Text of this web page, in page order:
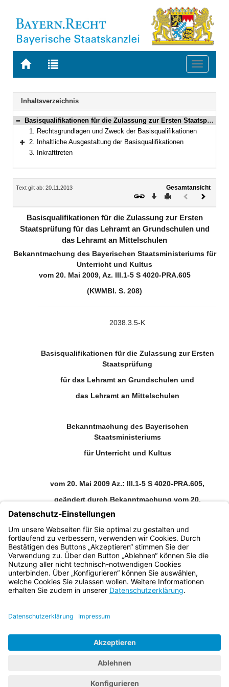
Zur
BAYERN.RECHT
Zur
letzten
Suche
Toggle
Navigation
Inhaltsverzeichnis
Bereich reduzieren
Basisqualifikationen für die Zulassung zur Ersten Staatsprüfung für das Lehramt an Grundschulen und das Lehramt an Mittelschulen
1. Rechtsgrundlagen und Zweck der Basisqualifikationen
Bereich erweitern
2. Inhaltliche Ausgestaltung der Basisqualifikationen
3. Inkrafttreten
Inhalt
Text gilt ab: 20.11.2013
Gesamtansicht
Download
DruckenVorheriges
Basisqualifikationen für die Zulassung zur Ersten
Staatsprüfung für das Lehramt an Grundschulen und
das Lehramt an Mittelschulen
Bekanntmachung des Bayerischen Staatsministeriums für
Unterricht und Kultus
vom 20. Mai 2009, Az. III.1-5 S 4020-PRA.605
(KWMBl. S. 208)
2038.3.5-K
Basisqualifikationen für die Zulassung zur Ersten
Staatsprüfung
für das Lehramt an Grundschulen und
das Lehramt an Mittelschulen
Bekanntmachung des Bayerischen
Staatsministeriums
für Unterricht und Kultus
vom 20. Mai 2009 Az.: III.1-5 S 4020-PRA.605,
geändert durch Bekanntmachung vom 20.
November 2013 (KWMBl S. 374)
Bayern.de
BayernPortal
Impressum